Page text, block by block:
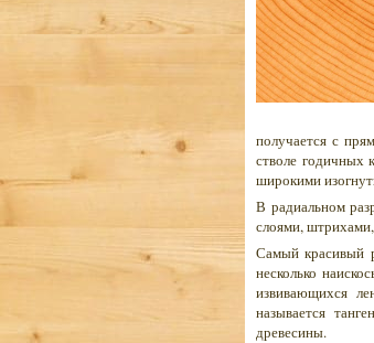
получается с
стволе годичных
широкими
В радиальном
слоями,
Самый красивый
несколько
извивающихся
называется
древесины.